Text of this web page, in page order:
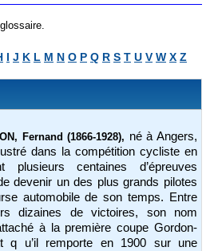
I J K L M N O P Q R S T U V W X Z
Fernand (1866-1928), né à Angers,
dans la compétition cycliste en
plusieurs centaines d’épreuves
devenir un des plus grands pilotes
automobile de son temps. Entre
dizaines de victoires, son nom
à la première coupe Gordon-
q u’il remporte en 1900 sur une